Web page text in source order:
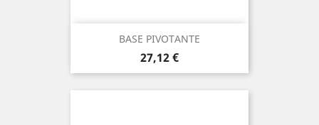
BASE PIVOTANTE
Prix
27,12 €